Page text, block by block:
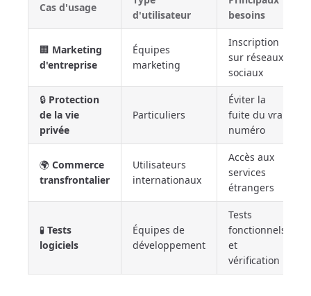
Cas d'usage
d'utilisateur
besoins
🏢 Marketing
d'entreprise
Équipes
marketing
Inscription
sur réseaux
sociaux
🔒 Protection
de la vie
privée
Particuliers
Éviter la
fuite du vrai
numéro
🌍 Commerce
transfrontalier
Utilisateurs
internationaux
Accès aux
services
étrangers
🧪 Tests
logiciels
Équipes de
développement
Tests
fonctionnels
et
vérification